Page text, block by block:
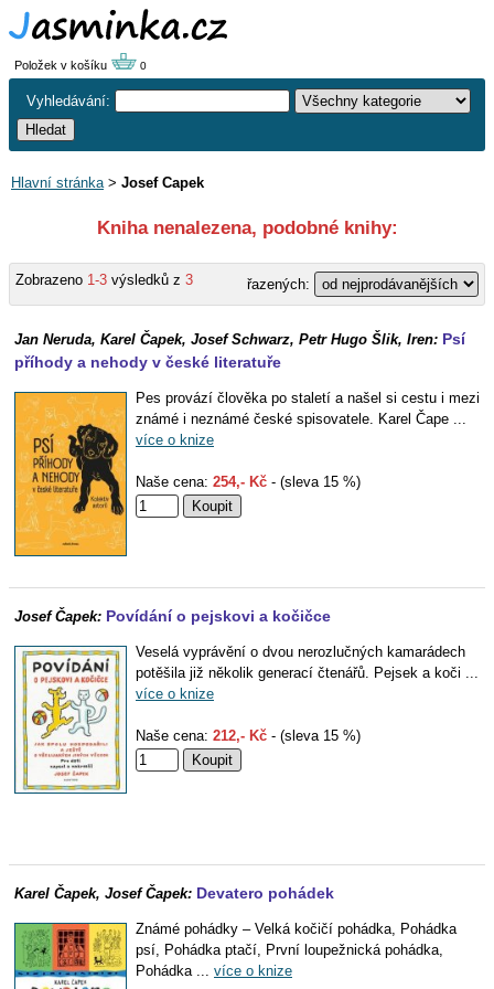
Položek v košíku 0
Vyhledávání:
Hlavní stránka> Josef Capek
Kniha nenalezena, podobné knihy:
Zobrazeno 1-3 výsledků z 3 řazených:
Jan Neruda, Karel Čapek, Josef Schwarz, Petr Hugo Šlik, Iren: Psí
příhody a nehody v české literatuře
Pes provází člověka po staletí a našel si cestu i mezi
známé i neznámé české spisovatele. Karel Čape ...
více o knize
Naše cena: 254,- Kč - (sleva 15 %)
Josef Čapek: Povídání o pejskovi a kočičce
Veselá vyprávění o dvou nerozlučných kamarádech
potěšila již několik generací čtenářů. Pejsek a koči ...
více o knize
Naše cena: 212,- Kč - (sleva 15 %)
Karel Čapek, Josef Čapek: Devatero pohádek
Známé pohádky – Velká kočičí pohádka, Pohádka
psí, Pohádka ptačí, První loupežnická pohádka,
Pohádka ... více o knize